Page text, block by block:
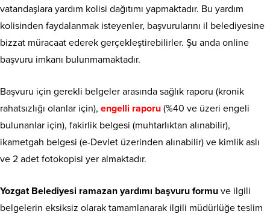
vatandaşlara yardım kolisi dağıtımı yapmaktadır. Bu yardım
kolisinden faydalanmak isteyenler, başvurularını il belediyesine
bizzat müracaat ederek gerçekleştirebilirler. Şu anda online
başvuru imkanı bulunmamaktadır.
Başvuru için gerekli belgeler arasında sağlık raporu (kronik
rahatsızlığı olanlar için), engelli raporu (%40 ve üzeri engeli
bulunanlar için), fakirlik belgesi (muhtarlıktan alınabilir),
ikametgah belgesi (e-Devlet üzerinden alınabilir) ve kimlik aslı
ve 2 adet fotokopisi yer almaktadır.
Yozgat Belediyesi ramazan yardımı başvuru formu ve ilgili
belgelerin eksiksiz olarak tamamlanarak ilgili müdürlüğe teslim